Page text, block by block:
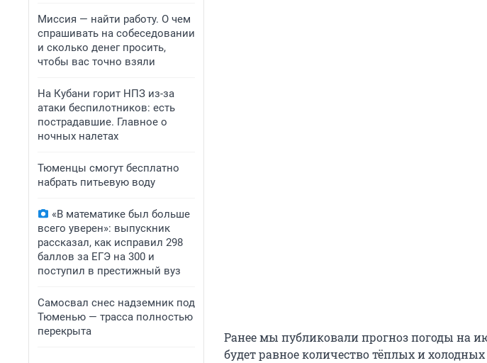
Миссия — найти работу. О чем
спрашивать на собеседовании
и сколько денег просить,
чтобы вас точно взяли
На Кубани горит НПЗ из-за
атаки беспилотников: есть
пострадавшие. Главное о
ночных налетах
Тюменцы смогут бесплатно
набрать питьевую воду
«В математике был больше
всего уверен»: выпускник
рассказал, как исправил 298
баллов за ЕГЭ на 300 и
поступил в престижный вуз
Самосвал снес надземник под
Тюменью — трасса полностью
перекрыта
Ранее мы публиковали прогноз погоды на
будет равное количество тёплых и